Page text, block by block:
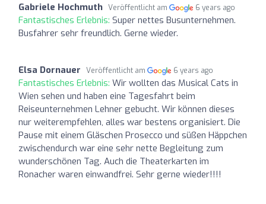
Gabriele Hochmuth Veröffentlicht am 6 years ago
Fantastisches Erlebnis: Super nettes Busunternehmen.
Busfahrer sehr freundlich. Gerne wieder.
Elsa Dornauer Veröffentlicht am 6 years ago
Fantastisches Erlebnis: Wir wollten das Musical Cats in
Wien sehen und haben eine Tagesfahrt beim
Reiseunternehmen Lehner gebucht. Wir können dieses
nur weiterempfehlen, alles war bestens organisiert. Die
Pause mit einem Gläschen Prosecco und süßen Häppchen
zwischendurch war eine sehr nette Begleitung zum
wunderschönen Tag. Auch die Theaterkarten im
Ronacher waren einwandfrei. Sehr gerne wieder!!!!